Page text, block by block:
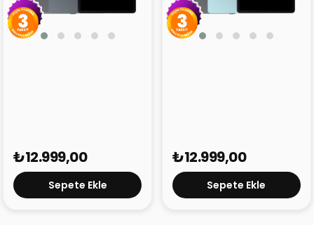
₺12.999,00
Sepete Ekle
₺12.999,00
Sepete Ekle